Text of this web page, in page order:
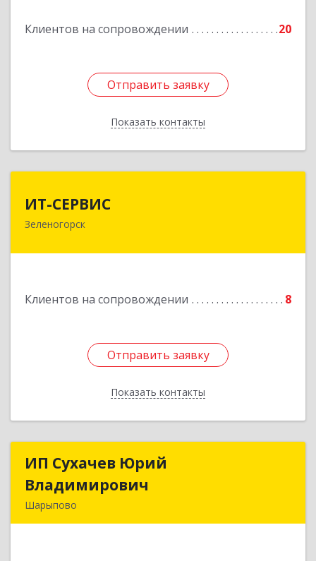
Клиентов на сопровождении 20
Отправить заявку
Показать контакты
Подробнее
Отправить заявку
Назад
ИТ-СЕРВИС
Зеленогорск
Клиентов на сопровождении 8
Отправить заявку
Показать контакты
663690, Красноярский край, Зеленогорск г,
Отправить заявку
Назад
ИП Сухачев Юрий
Владимирович
Шарыпово
ИП Сухачев Юрий